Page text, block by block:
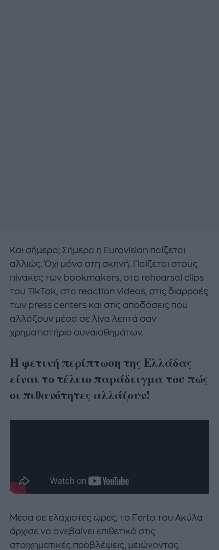
Και σήμερα; Σήμερα η Eurovision παίζεται
αλλιώς. Όχι μόνο στη σκηνή. Παίζεται στους
πίνακες των bookmakers, στα rehearsal clips
του TikTok, στα reaction videos, στις διαρροές
των press centers και στις αποδόσεις που
αλλάζουν μέσα σε λίγα λεπτά σαν
χρηματιστήριο συναισθημάτων.
Η φετινή περίπτωση της Ελλάδας
είναι το τέλειο παράδειγμα του πώς
οι πιθανότητες αλλάζουν!
Μέσα σε ελάχιστες ώρες, το Ferto του Ακύλα
άρχισε να ανεβαίνει επιθετικά στις
στοιχηματικές προβλέψεις, μειώνοντας